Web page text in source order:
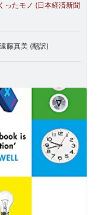
たモノ (日本経済新聞
藤真美 (翻訳)